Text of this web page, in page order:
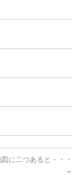
に二つあると・・・
→